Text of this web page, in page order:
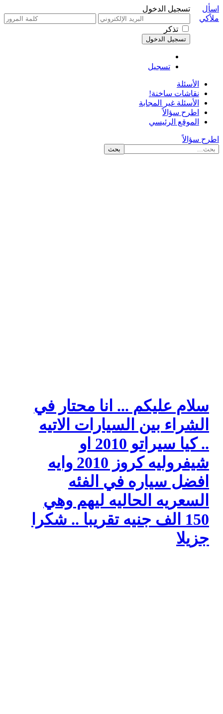
تسجيل الدخول
تذكر
تسجيل
اسأل
ملاًكي
الأسئلة
نقاشات ساخنة!
الأسئلة غير المجابة
اطرح سؤالاً
الموقع الرئيسي
اطرح سؤالاً
سلام عليكم ... انا محتار في
الشراء بين السيارات الاتيه
.. كيا سيراتو 2010 او
شيفروليه كروز 2010 وايه
افضل سياره في الفئه
السعريه الحاليه ليهم وهي
150 الف جنيه تقريبا .. شكرا
جزيلا